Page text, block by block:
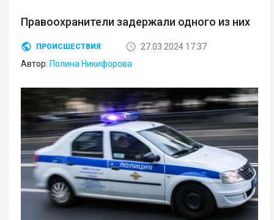
Правоохранители задержали одного из них
ПРОИСШЕСТВИЯ
27.03.2024 17:37
Автор: Полина Никифорова